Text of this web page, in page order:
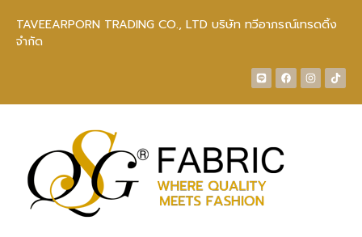
TAVEEARPORN TRADING CO., LTD บริษัท ทวีอาภรณ์เทรดดิ้ง
จำกัด